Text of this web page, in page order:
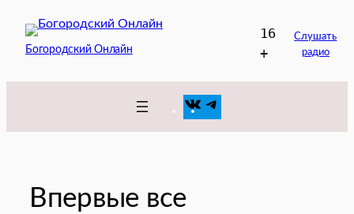
содержимому
Богородский Онлайн
16
+
Слушать
радио
VK
Впервые все